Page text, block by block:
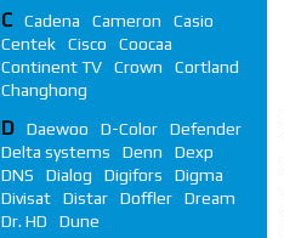
C Cadena Cameron
Casio
Centek
Cisco
Coocaa
Continent TV
Crown
Cortland
Changhong
D Daewoo D-Color
Defender
Delta systems
Denn
Dexp
DNS
Dialog Digifors
Digma
Divisat
Distar Doffler
Dream
Dr. HD
Dune